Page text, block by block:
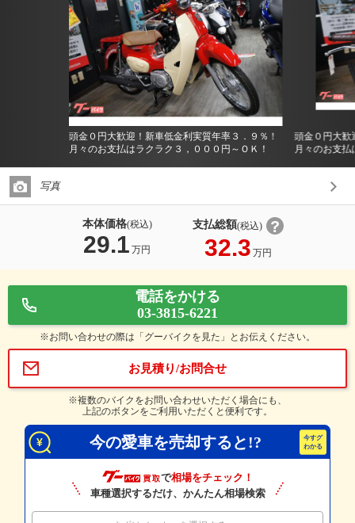
頭金０円大歓迎！新車低金利実質年率３．９％！
月々のお支払はラクラク３，０００円～ＯＫ！
頭金０円大歓
月々のお支
写真
本体価格(税込)
29.1 万円
支払総額(税込)
32.3 万円
電話をかける
03-3815-6221
※お問い合わせの際は「グーバイクを見た」とお伝えください。
お見積り/お問合せ
※複数のバイクをお問い合わせいただく場合にも、
上記のボタンをご利用いただくと便利です。
今の愛車を売却すると!?
で相場をチェック！
車種選択するだけ、かんたん相場検索